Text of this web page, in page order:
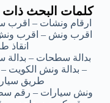
كلمات البحث ذات
ارقام ونشات –
اقرب ونش – اقرب ونش
بدالة سطحات – بدالة
– بدالة ونش الكويت
طريق
ونش سيارات – رقم